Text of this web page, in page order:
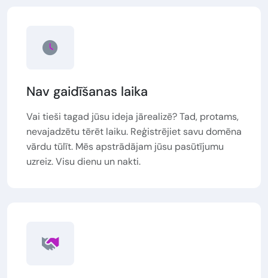
Nav gaidīšanas laika
Vai tieši tagad jūsu ideja jārealizē? Tad, protams,
nevajadzētu tērēt laiku. Reģistrējiet savu domēna
vārdu tūlīt. Mēs apstrādājam jūsu pasūtījumu
uzreiz. Visu dienu un nakti.